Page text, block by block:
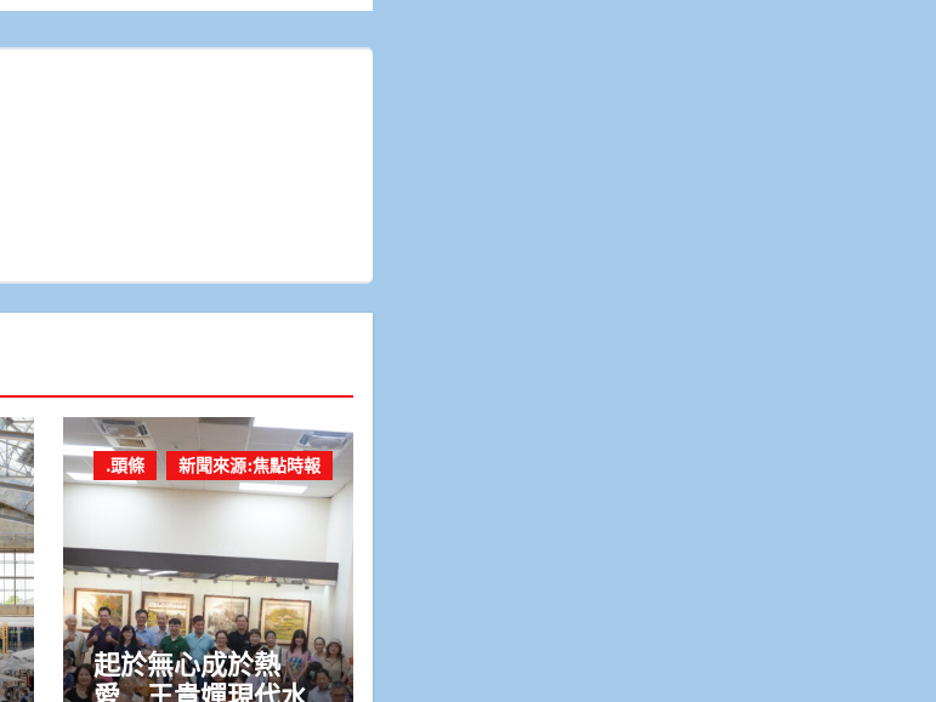
.頭條 新聞來源:焦點時報
起於無心成於熱